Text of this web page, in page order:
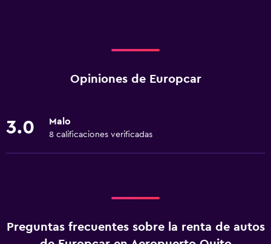
Opiniones de Europcar
3.0 Malo
8 calificaciones verificadas
Preguntas frecuentes sobre la renta de autos